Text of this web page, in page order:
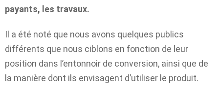
payants, les travaux.
Il a été noté que nous avons quelques publics
différents que nous ciblons en fonction de leur
position dans l’entonnoir de conversion, ainsi que de
la manière dont ils envisagent d’utiliser le produit.